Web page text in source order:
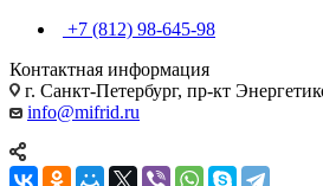
+7 (812) 98-645-98
Контактная информация
г. Санкт-Петербург, пр-кт
info@mifrid.ru